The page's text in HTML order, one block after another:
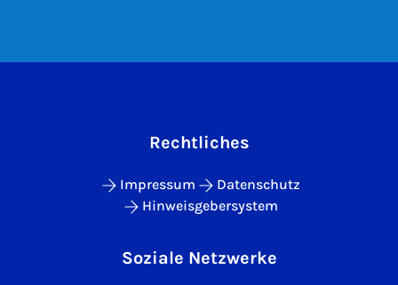
Rechtliches
Impressum
Datenschutz
Hinweisgebersystem
Soziale Netzwerke